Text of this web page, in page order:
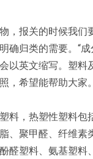
，报关的时候我
归类的需要。“
以英文缩写。塑料
，希望能帮助大家。
料，热塑性塑料
、聚甲醛、纤维
塑料、氨基塑料